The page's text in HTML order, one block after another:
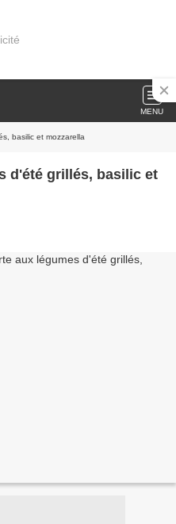
MENU
basilic et mozzarella
d'été grillés, basilic et